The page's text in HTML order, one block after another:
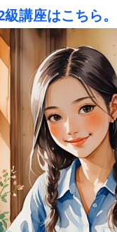
講座はこちら。